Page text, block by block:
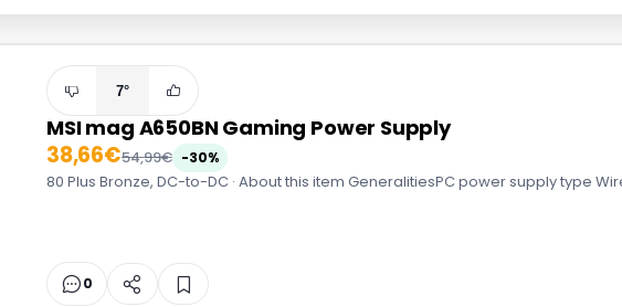
7°
MSI mag A650BN Gaming Power Supply
38,66€54,99€ -30%
80 Plus Bronze, DC-to-DC · About this item GeneralitiesPC power supply type
0